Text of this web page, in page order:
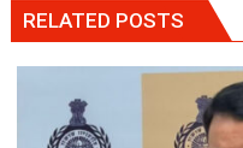
RELATED POSTS